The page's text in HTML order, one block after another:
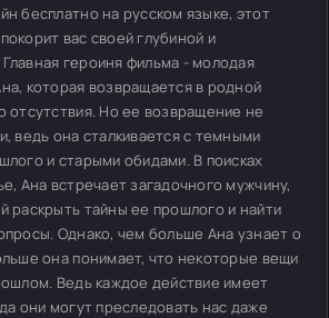
бесплатно на русском языке, этот
вас своей глубиной и
героиня фильма - молодая
которая возвращается в родной
отсутствия. Но ее возвращение не
ведь она сталкивается с темными
и старыми обидами. В поисках
Ана встречает загадочного мужчину,
раскрыть тайны ее прошлого и найти
Однако, чем больше Ана узнает о
она понимает, что некоторые вещи
Ведь каждое действие имеет
они могут преследовать нас даже